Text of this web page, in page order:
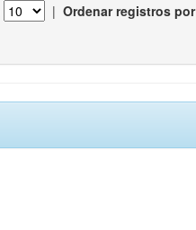
| Ordenar registros por